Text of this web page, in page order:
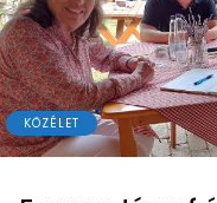
KÖZÉLET